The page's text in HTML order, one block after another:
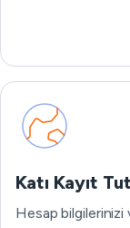
Katı Kayıt
Hesap